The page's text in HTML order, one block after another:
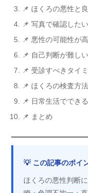
📌 ほくろの悪性と
📌 写真で確認した
📌 悪性の可能性が
📌 自己判断が難し
📌 受診すべきタイ
📌 ほくろの検査方
📌 日常生活ででき
📌 まとめ
💡 この記事のポイ
ほくろの悪性判断